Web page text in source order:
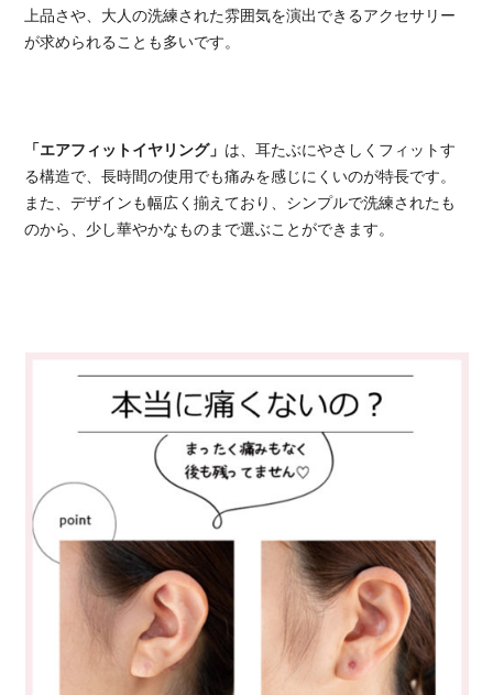
上品さや、大人の洗練された雰囲気を演出できるアクセサリー
が求められることも多いです。
「エアフィットイヤリング」 は、耳たぶにやさしくフィットす
る構造で、長時間の使用でも痛みを感じにくいのが特長です。
また、デザインも幅広く揃えており、シンプルで洗練されたも
のから、少し華やかなものまで選ぶことができます。